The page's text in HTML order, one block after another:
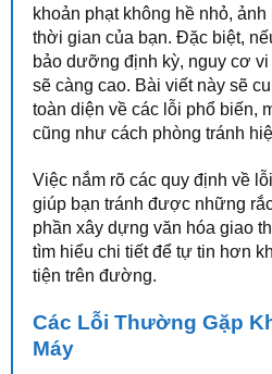
khoản phạt không hề nhỏ,
thời gian của bạn. Đặc biệt,
bảo dưỡng định kỳ, nguy cơ
sẽ càng cao. Bài viết này sẽ
toàn diện về các lỗi phổ biến,
cũng như cách phòng tránh
Việc nắm rõ các quy định về
giúp bạn tránh được những
phần xây dựng văn hóa giao
tìm hiểu chi tiết để tự tin hơn
tiện trên đường.
Các Lỗi Thường Gặp
Máy